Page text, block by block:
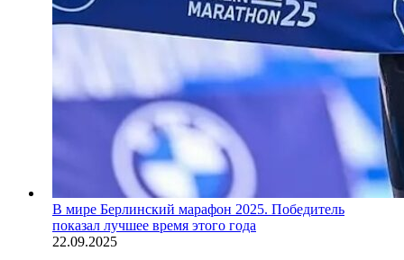
В мире Берлинский марафон 2025. Победитель
показал лучшее время этого года
22.09.2025